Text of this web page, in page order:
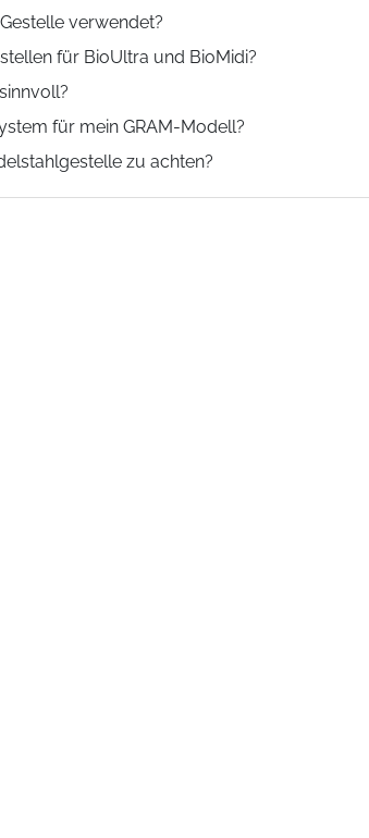
verwendet?
für BioUltra und BioMidi?
für mein GRAM-Modell?
zu achten?